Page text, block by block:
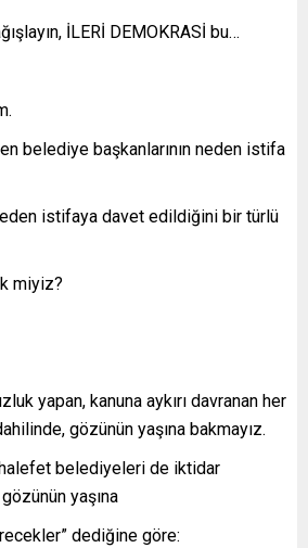
İLERİ DEMOKRASİ bu…
belediye başkanlarının neden istifa
istifaya davet edildiğini bir türlü
miyiz?
yapan, kanuna aykırı davranan her
gözünün yaşına bakmayız.
belediyeleri de iktidar
yaşına
dediğine göre: